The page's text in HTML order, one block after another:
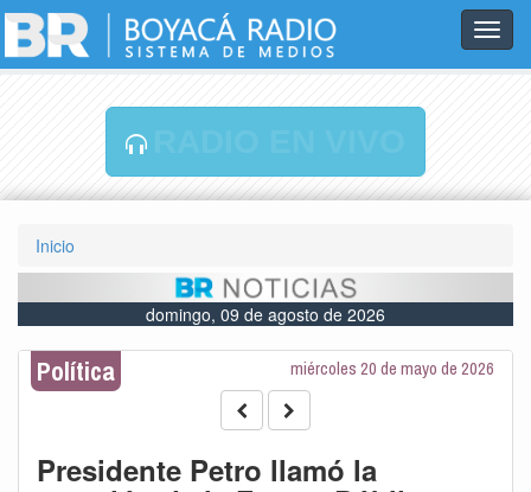
Inicio
domingo, 09 de agosto de 2026
Política miércoles 20 de mayo de 2026
Presidente Petro llamó la